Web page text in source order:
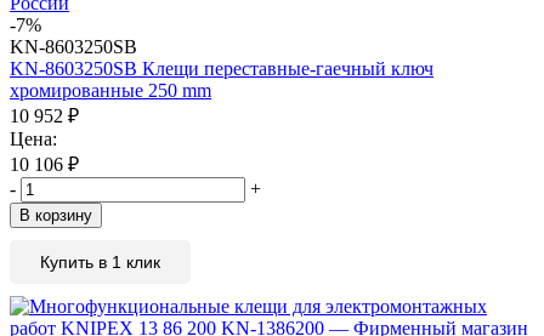
-7%
KN-8603250SB
KN-8603250SB Клещи переставные-гаечный ключ
хромированные 250 mm
10 952 ₽
Цена:
10 106 ₽
-
+
В корзину
Купить в 1 клик